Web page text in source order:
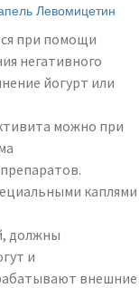
Левомицетин
при помощи
негативного
йогурт или
можно при
каплями
должны
и
внешние